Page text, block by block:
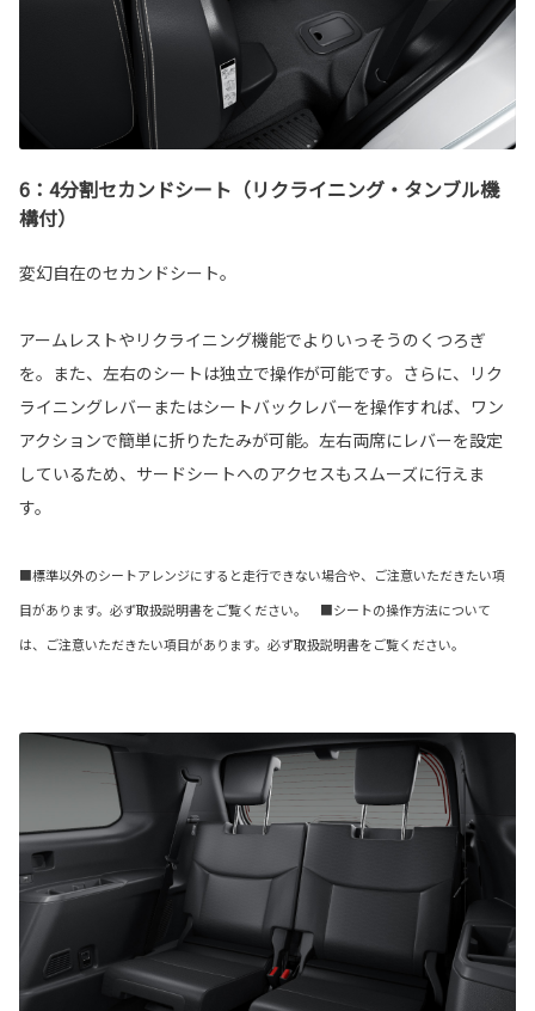
6：4分割セカンドシート（リクライニング・タンブル機
構付）
変幻自在のセカンドシート。
アームレストやリクライニング機能でよりいっそうのくつろぎ
を。また、左右のシートは独立で操作が可能です。さらに、リク
ライニングレバーまたはシートバックレバーを操作すれば、ワン
アクションで簡単に折りたたみが可能。左右両席にレバーを設定
しているため、サードシートへのアクセスもスムーズに行えま
す。
■標準以外のシートアレンジにすると走行できない場合や、ご注意いただきたい項
目があります。必ず取扱説明書をご覧ください。 ■シートの操作方法について
は、ご注意いただきたい項目があります。必ず取扱説明書をご覧ください。